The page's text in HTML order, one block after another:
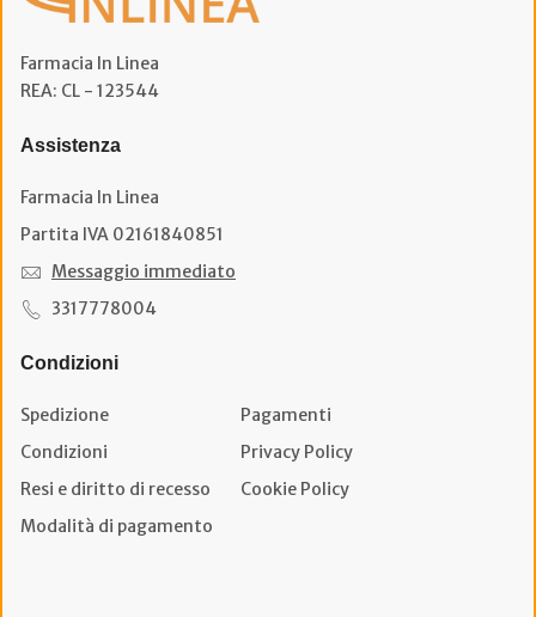
Farmacia In Linea
REA: CL - 123544
Assistenza
Farmacia In Linea
Partita IVA 02161840851
Messaggio immediato
3317778004
Condizioni
Spedizione
Pagamenti
Condizioni
Privacy Policy
Resi e diritto di recesso
Cookie Policy
Modalità di pagamento